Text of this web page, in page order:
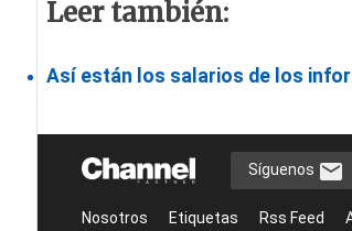
Leer también:
Así están los salarios de los
Síguenos
Nosotros Etiquetas Rss Feed